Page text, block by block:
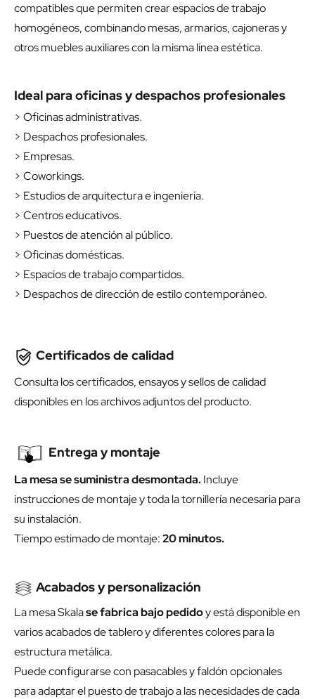
compatibles que permiten crear espacios de trabajo
homogéneos, combinando mesas, armarios, cajoneras y
otros muebles auxiliares con la misma línea estética.
Ideal para oficinas y despachos profesionales
> Oficinas administrativas.
> Despachos profesionales.
> Empresas.
> Coworkings.
> Estudios de arquitectura e ingeniería.
> Centros educativos.
> Puestos de atención al público.
> Oficinas domésticas.
> Espacios de trabajo compartidos.
> Despachos de dirección de estilo contemporáneo.
Certificados de calidad
Consulta los certificados, ensayos y sellos de calidad
disponibles en los archivos adjuntos del producto.
Entrega y montaje
La mesa se suministra desmontada.Incluye
instrucciones de montaje y toda la tornillería necesaria para
su instalación.
Tiempo estimado de montaje:20 minutos.
Acabados y personalización
La mesa Skalase fabrica bajo pedidoy está disponible en
varios acabados de tablero y diferentes colores para la
estructura metálica.
Puede configurarse con pasacables y faldón opcionales
para adaptar el puesto de trabajo a las necesidades de cada